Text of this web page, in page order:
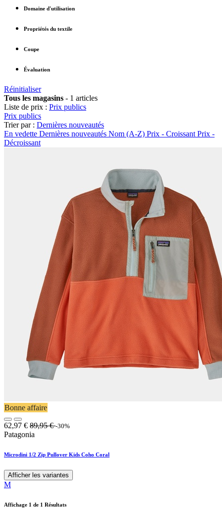
Domaine d'utilisation
Propriétés du textile
Coupe
Évaluation
Réinitialiser
Tous les magasins - 1 articles
Liste de prix : Prix publics
Prix publics
Trier par : Dernières nouveautés
En vedette Dernières nouveautés Nom (A-Z) Prix - Croissant Prix -
Décroissant
Bonne affaire
62,97 € 89,95€ -30%
Patagonia
Microdini 1/2 Zip Pullover Kids Coho Coral
Afficher les variantes
M
Affichage 1 de 1 Résultats